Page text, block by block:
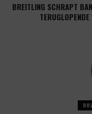
BREITLING SCHRAPT